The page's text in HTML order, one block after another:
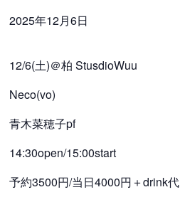
2025年12月6日
12/6(土)＠柏 StusdioWuu
Neco(vo)
青木菜穂子pf
14:30open/15:00start
予約3500円/当日4000円＋drink代